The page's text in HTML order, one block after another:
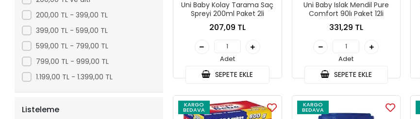
200,00 TL - 399,00 TL
399,00 TL - 599,00 TL
599,00 TL - 799,00 TL
799,00 TL - 999,00 TL
1.199,00 TL - 1.399,00 TL
Listeleme
Uni Baby Kolay Tarama Saç
Spreyi 200ml Paket 2li
207,09 TL
Adet
SEPETE EKLE
Uni Baby Islak Mendil Pure
Comfort 90lı Paket 12li
331,29 TL
Adet
SEPETE EKLE
KARGO
BEDAVA
KARGO
BEDAVA